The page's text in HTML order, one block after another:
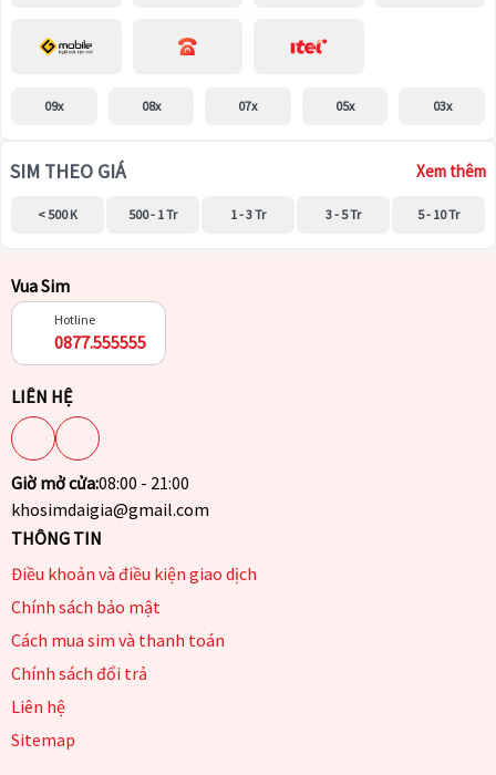
09x 08x 07x 05x 03x
SIM THEO GIÁ Xem thêm
< 500 K 500 - 1 Tr 1 - 3 Tr 3 - 5 Tr 5 - 10 Tr
Vua Sim
Hotline
0877.555555
LIÊN HỆ
Giờ mở cửa:08:00 - 21:00
khosimdaigia@gmail.com
THÔNG TIN
Điều khoản và điều kiện giao dịch
Chính sách bảo mật
Cách mua sim và thanh toán
Chính sách đổi trả
Liên hệ
Sitemap